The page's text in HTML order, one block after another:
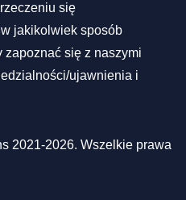
się
jakikolwiek sposób
zapoznać się z naszymi
ujawnienia i
2021-2026. Wszelkie prawa